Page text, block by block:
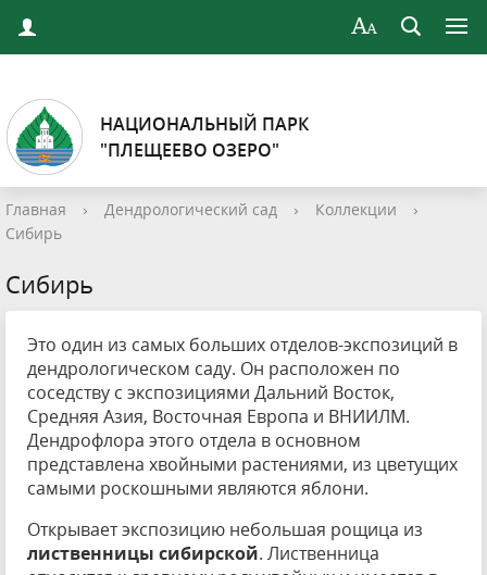
НАЦИОНАЛЬНЫЙ ПАРК
"ПЛЕЩЕЕВО ОЗЕРО"
Главная › Дендрологический сад › Коллекции
›
Сибирь
Сибирь
Это один из самых больших отделов-экспозиций в
дендрологическом саду. Он расположен по
соседству с экспозициями Дальний Восток,
Средняя Азия, Восточная Европа и ВНИИЛМ.
Дендрофлора этого отдела в основном
представлена хвойными растениями, из цветущих
самыми роскошными являются яблони.
Открывает экспозицию небольшая рощица из
лиственницы сибирской. Лиственница